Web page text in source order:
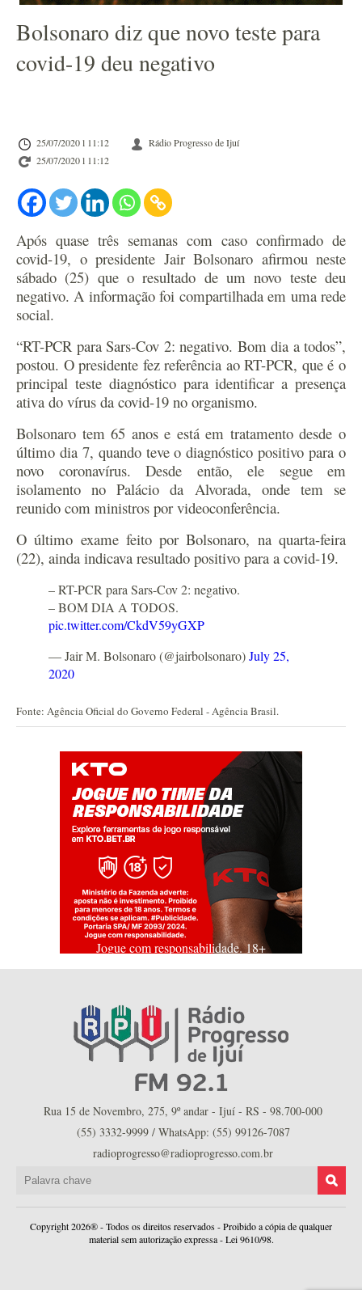
Bolsonaro diz que novo teste para
covid-19 deu negativo
25/07/2020 l 11:12
Rádio Progresso de Ijuí
25/07/2020 l 11:12
Após quase três semanas com caso confirmado de
covid-19, o presidente Jair Bolsonaro afirmou neste
sábado (25) que o resultado de um novo teste deu
negativo. A informação foi compartilhada em uma rede
social.
“RT-PCR para Sars-Cov 2: negativo. Bom dia a todos”,
postou. O presidente fez referência ao RT-PCR, que é o
principal teste diagnóstico para identificar a presença
ativa do vírus da covid-19 no organismo.
Bolsonaro tem 65 anos e está em tratamento desde o
último dia 7, quando teve o diagnóstico positivo para o
novo coronavírus. Desde então, ele segue em
isolamento no Palácio da Alvorada, onde tem se
reunido com ministros por videoconferência.
O último exame feito por Bolsonaro, na quarta-feira
(22), ainda indicava resultado positivo para a covid-19.
– RT-PCR para Sars-Cov 2: negativo.
– BOM DIA A TODOS.
pic.twitter.com/CkdV59yGXP
— Jair M. Bolsonaro (@jairbolsonaro)July 25,
2020
Fonte: Agência Oficial do Governo Federal - Agência Brasil.
Jogue com responsabilidade. 18+
Rua 15 de Novembro, 275, 9º andar - Ijuí - RS - 98.700-000
(55) 3332-9999 / WhatsApp: (55) 99126-7087
radioprogresso@radioprogresso.com.br
Copyright 2026® - Todos os direitos reservados - Proibido a cópia de qualquer
material sem autorização expressa - Lei 9610/98.